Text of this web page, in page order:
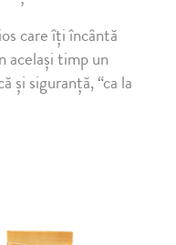
care îți încântă
același timp un
și siguranță, “ca la